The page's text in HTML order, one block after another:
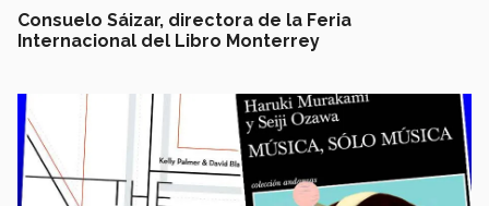
Consuelo Sáizar, directora de la Feria
Internacional del Libro Monterrey